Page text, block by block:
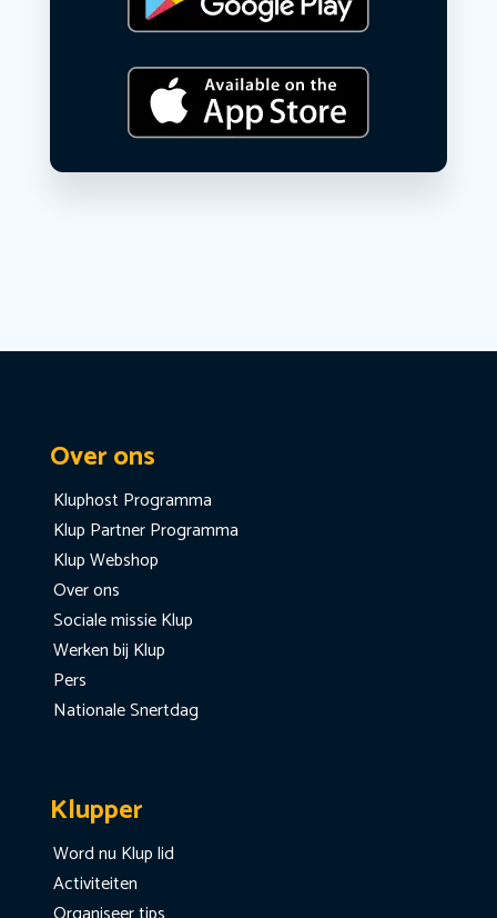
Over ons
Kluphost Programma
Klup Partner Programma
Klup Webshop
Over ons
Sociale missie Klup
Werken bij Klup
Pers
Nationale Snertdag
Klupper
Word nu Klup lid
Activiteiten